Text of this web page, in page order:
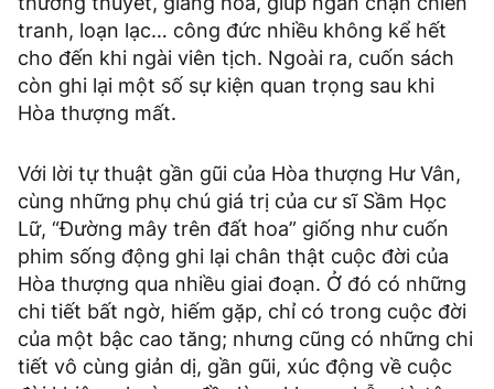
tranh, loạn lạc… công đức nhiều không kể hết
cho đến khi ngài viên tịch. Ngoài ra, cuốn sách
còn ghi lại một số sự kiện quan trọng sau khi
Hòa thượng mất.
Với lời tự thuật gần gũi của Hòa thượng Hư Vân,
cùng những phụ chú giá trị của cư sĩ Sầm Học
Lữ, “Đường mây trên đất hoa” giống như cuốn
phim sống động ghi lại chân thật cuộc đời của
Hòa thượng qua nhiều giai đoạn. Ở đó có những
chi tiết bất ngờ, hiếm gặp, chỉ có trong cuộc đời
của một bậc cao tăng; nhưng cũng có những chi
tiết vô cùng giản dị, gần gũi, xúc động về cuộc